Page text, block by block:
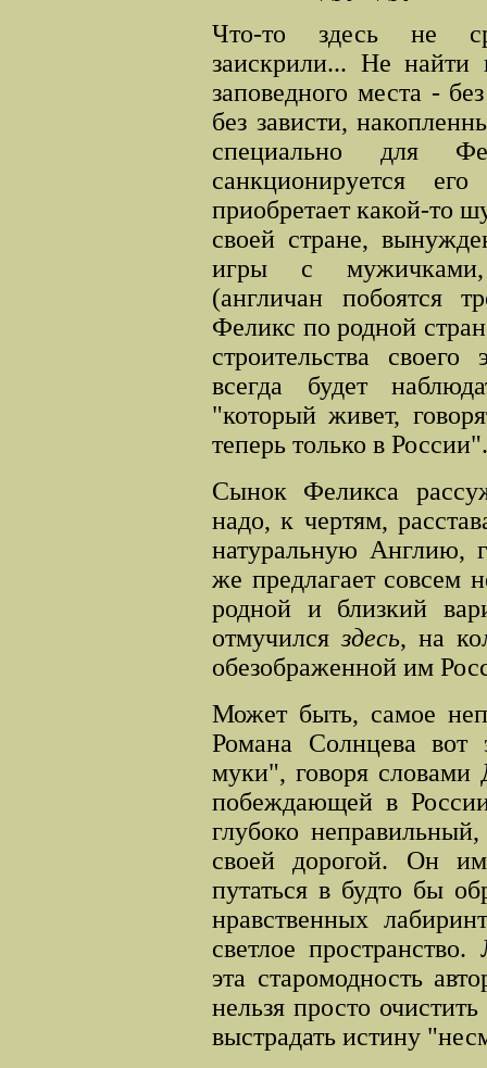
Что-то здесь не
заискрили... Не найти
заповедного места -
без зависти,
специально для
санкционируется
приобретает какой-то
своей стране,
игры с мужичками,
(англичан побоятся
Феликс по родной
строительства
всегда будет
"который живет,
теперь только в России".
Сынок Феликса
надо, к чертям,
натуральную Англию,
же предлагает совсем
родной и близкий
отмучилсяздесь, на
обезображенной им
Может быть, самое
Романа Солнцева вот
муки", говоря словами
побеждающей в
глубоко
своей дорогой. Он
путаться в будто бы
нравственных
светлое
эта старомодность
нельзя просто
выстрадать истину